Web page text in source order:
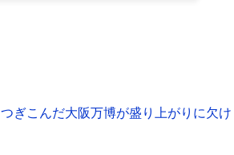
ぎこんだ大阪万博が盛り上がりに欠け